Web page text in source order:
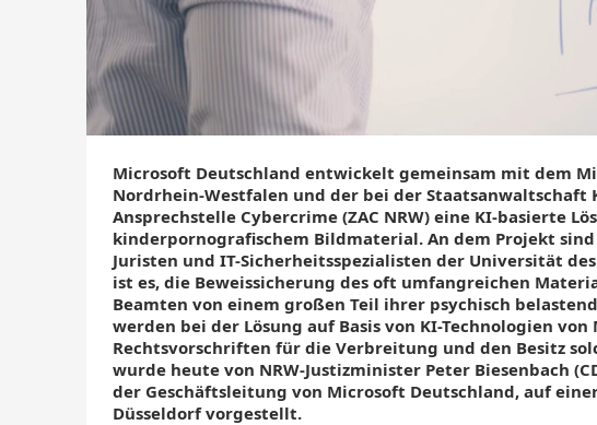
Microsoft Deutschland entwickelt gemeinsam mit dem
Nordrhein-Westfalen und der bei der Staatsanwaltschaft
Ansprechstelle Cybercrime (ZAC NRW) eine KI-basierte
kinderpornografischem Bildmaterial. An dem Projekt
Juristen und IT-Sicherheitsspezialisten der Universität
ist es, die Beweissicherung des oft umfangreichen
Beamten von einem großen Teil ihrer psychisch
werden bei der Lösung auf Basis von KI-Technologien
Rechtsvorschriften für die Verbreitung und den Besitz
wurde heute von NRW-Justizminister Peter Biesenbach
der Geschäftsleitung von Microsoft Deutschland, auf
Düsseldorf vorgestellt.